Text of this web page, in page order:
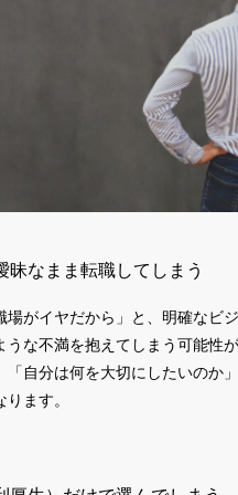
昧なまま転職してしまう
場がイヤだから」と、明確なビ
な不満を抱えてしまう可能性が
「自分は何を大切にしたいの
ます。